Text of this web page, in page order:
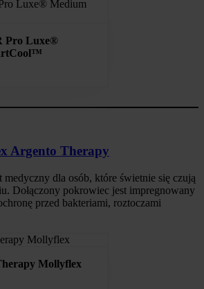
Pro Luxe®
Argento Therapy
dla osób, które świetnie się czują
Dołączony pokrowiec jest impregnowany
przed bakteriami, roztoczami
Mollyflex